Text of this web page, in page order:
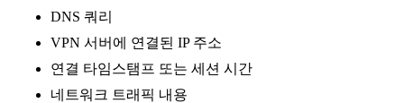
DNS 쿼리
VPN 서버에 연결된 IP 주소
연결 타임스탬프 또는 세션 시간
네트워크 트래픽 내용